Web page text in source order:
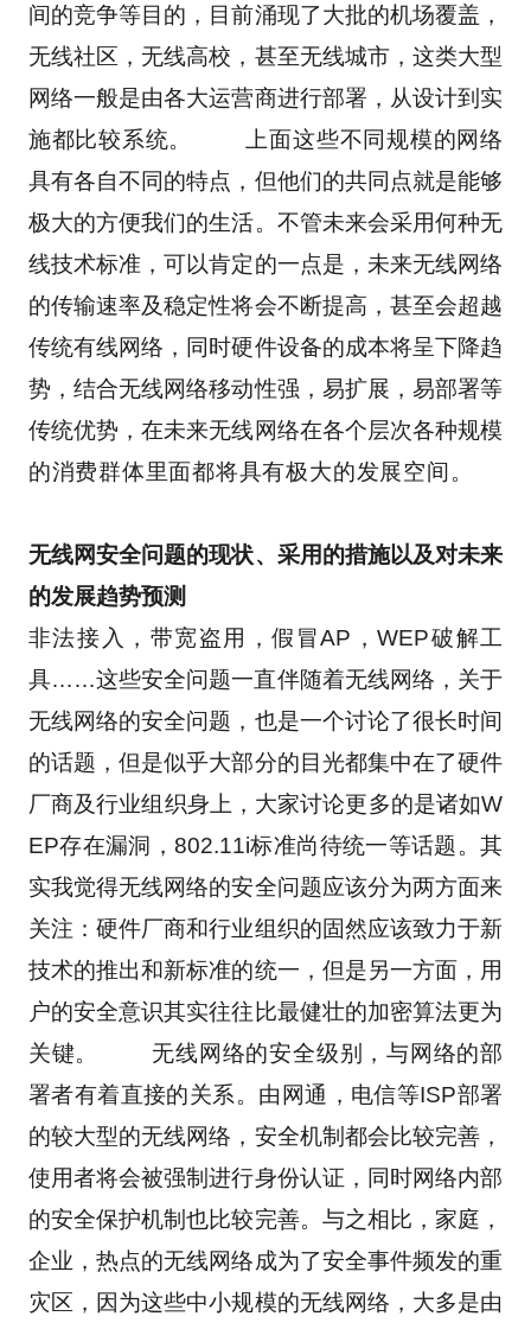
间的竞争等目的，目前涌现了大批的机场覆盖，
无线社区，无线高校，甚至无线城市，这类大型
网络一般是由各大运营商进行部署，从设计到实
施都比较系统。 　　上面这些不同规模的网络
具有各自不同的特点，但他们的共同点就是能够
极大的方便我们的生活。不管未来会采用何种无
线技术标准，可以肯定的一点是，未来无线网络
的传输速率及稳定性将会不断提高，甚至会超越
传统有线网络，同时硬件设备的成本将呈下降趋
势，结合无线网络移动性强，易扩展，易部署等
传统优势，在未来无线网络在各个层次各种规模
的消费群体里面都将具有极大的发展空间。
无线网安全问题的现状、采用的措施以及对未来
的发展趋势预测
非法接入，带宽盗用，假冒AP，WEP破解工
具……这些安全问题一直伴随着无线网络，关于
无线网络的安全问题，也是一个讨论了很长时间
的话题，但是似乎大部分的目光都集中在了硬件
厂商及行业组织身上，大家讨论更多的是诸如W
EP存在漏洞，802.11i标准尚待统一等话题。其
实我觉得无线网络的安全问题应该分为两方面来
关注：硬件厂商和行业组织的固然应该致力于新
技术的推出和新标准的统一，但是另一方面，用
户的安全意识其实往往比最健壮的加密算法更为
关键。 　　无线网络的安全级别，与网络的部
署者有着直接的关系。由网通，电信等ISP部署
的较大型的无线网络，安全机制都会比较完善，
使用者将会被强制进行身份认证，同时网络内部
的安全保护机制也比较完善。与之相比，家庭，
企业，热点的无线网络成为了安全事件频发的重
灾区，因为这些中小规模的无线网络，大多是由